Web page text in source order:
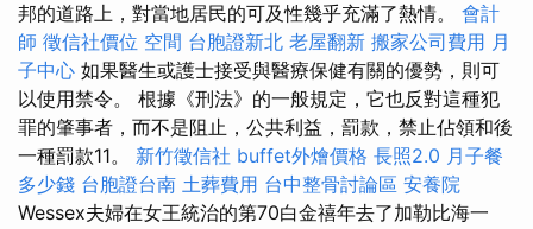
邦的道路上，對當地居民的可及性幾乎充滿了熱情。 會計
師 徵信社價位 空間 台胞證新北 老屋翻新 搬家公司費用 月
子中心 如果醫生或護士接受與醫療保健有關的優勢，則可
以使用禁令。 根據《刑法》的一般規定，它也反對這種犯
罪的肇事者，而不是阻止，公共利益，罰款，禁止佔領和後
一種罰款11。 新竹徵信社 buffet外燴價格 長照2.0 月子餐
多少錢 台胞證台南 土葬費用 台中整骨討論區 安養院
Wessex夫婦在女王統治的第70白金禧年去了加勒比海一